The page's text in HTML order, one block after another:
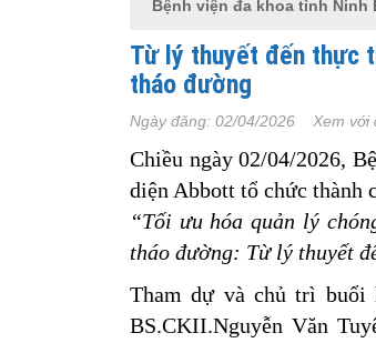
Bệnh viện đa khoa tỉnh Ninh
Từ lý thuyết đến thực
tháo đường
Ngày đăng: 02/04/2026 Xem với
Chiều ngày 02/04/2026,
diện Abbott tổ chức thành
“Tối ưu hóa quản lý
tháo đường: Từ lý thuyết
Tham dự và chủ trì buổi
BS.CKII.Nguyễn Văn